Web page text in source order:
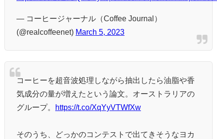
— コーヒージャーナル（Coffee Journal）
(@realcoffeenet) March 5, 2023
コーヒーを超音波処理しながら抽出したら油脂や香
気成分の量が増えたという論文。オーストラリアの
グループ。
https://t.co/XqYyVTWfXw
そのうち、どっかのコンテストで出てきそうなヨカ